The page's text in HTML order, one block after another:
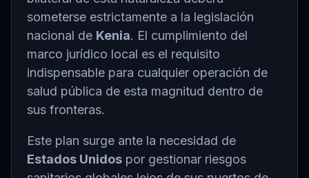
someterse estrictamente a la legislación
nacional de Kenia. El cumplimiento del
marco jurídico local es el requisito
indispensable para cualquier operación de
salud pública de esta magnitud dentro de
sus fronteras.
Este plan surge ante la necesidad de
Estados Unidos por gestionar riesgos